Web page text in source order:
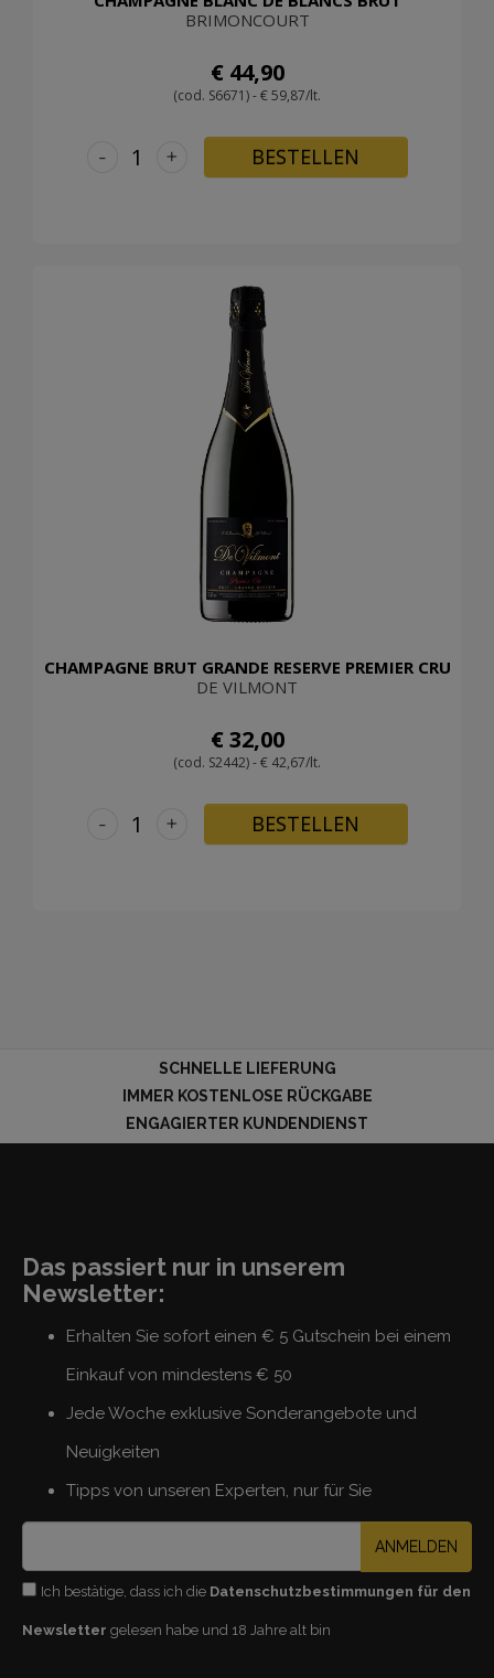
BRIMONCOURT
€ 44,90
(cod. S6671) - € 59,87/lt.
+
- BESTELLEN
CHAMPAGNE BRUT GRANDE RESERVE PREMIER CRU
DE VILMONT
€ 32,00
(cod. S2442) - € 42,67/lt.
+
- BESTELLEN
SCHNELLE LIEFERUNG
IMMER KOSTENLOSE RÜCKGABE
ENGAGIERTER KUNDENDIENST
Das passiert nur in unserem
Newsletter:
Erhalten Sie sofort einen € 5 Gutschein bei einem
Einkauf von mindestens € 50
Jede Woche exklusive Sonderangebote und
Neuigkeiten
Tipps von unseren Experten, nur für Sie
ANMELDEN
Ich bestätige, dass ich die Datenschutzbestimmungen für den
Newsletter gelesen habe und 18 Jahre alt bin